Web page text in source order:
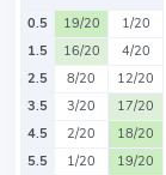
0.5
19/20
1/20
1.5
16/20
4/20
2.5
8/20
12/20
3.5
3/20
17/20
4.5
2/20
18/20
5.5
1/20
19/20